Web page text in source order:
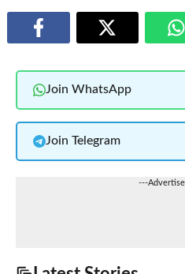
Join WhatsApp
Join Telegram
---